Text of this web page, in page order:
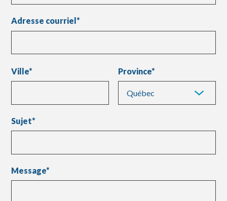
Adresse courriel *
Ville Province
Sujet*
Message*